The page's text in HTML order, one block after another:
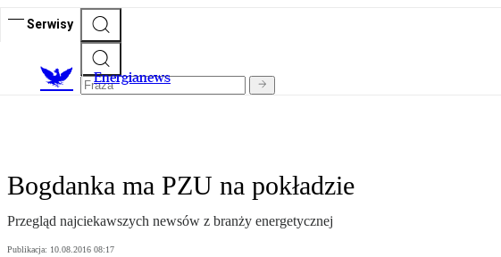
Serwisy
Energianews
Bogdanka ma PZU na pokładzie
Przegląd najciekawszych newsów z branży energetycznej
Publikacja: 10.08.2016 08:17